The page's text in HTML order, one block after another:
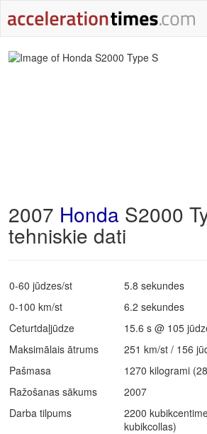
2007 Honda S2000
tehniskie dati
0-60 jūdzes/st
5.8 sekundes
0-100 km/st
6.2 sekundes
Ceturtdaļjūdze
15.6 s @ 105
Maksimālais ātrums
251 km/st / 156
Pašmasa
1270 kilogrami
Ražošanas sākums
2007
Darba tilpums
2200
kubikcollas)